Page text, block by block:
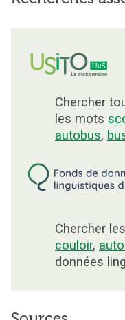
Chercher
les mots
autobus,
Chercher
couloir,
données